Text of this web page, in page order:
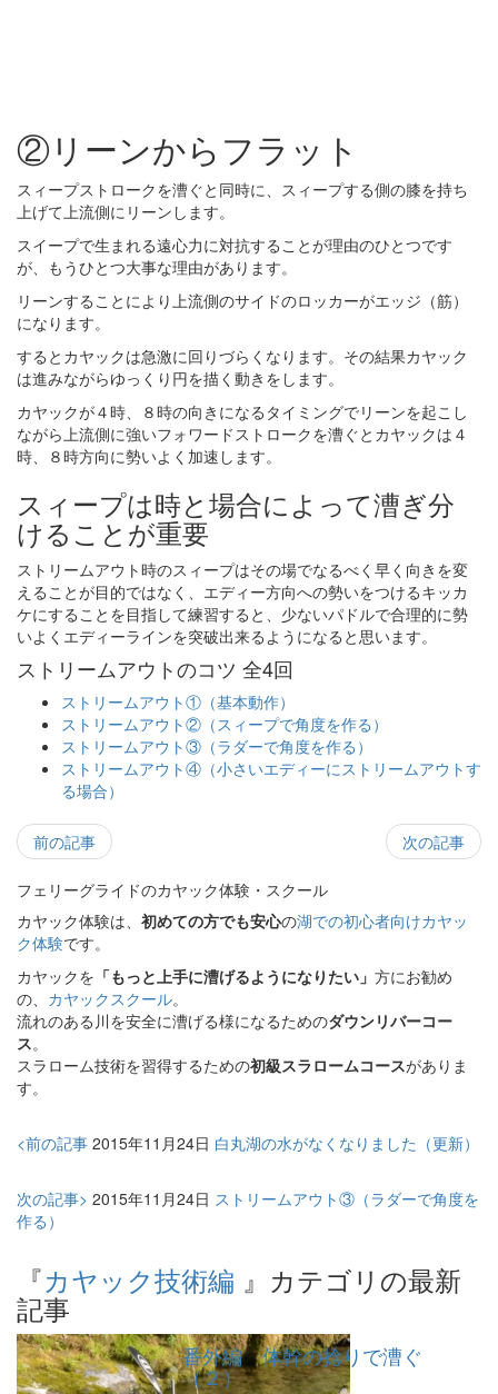
②リーンからフラット
スィープストロークを漕ぐと同時に、スィープする側の膝を持ち
上げて上流側にリーンします。
スイープで生まれる遠心力に対抗することが理由のひとつです
が、もうひとつ大事な理由があります。
リーンすることにより上流側のサイドのロッカーがエッジ（筋）
になります。
するとカヤックは急激に回りづらくなります。その結果カヤック
は進みながらゆっくり円を描く動きをします。
カヤックが４時、８時の向きになるタイミングでリーンを起こし
ながら上流側に強いフォワードストロークを漕ぐとカヤックは４
時、８時方向に勢いよく加速します。
スィープは時と場合によって漕ぎ分
けることが重要
ストリームアウト時のスィープはその場でなるべく早く向きを変
えることが目的ではなく、エディー方向への勢いをつけるキッカ
ケにすることを目指して練習すると、少ないパドルで合理的に勢
いよくエディーラインを突破出来るようになると思います。
ストリームアウトのコツ 全4回
ストリームアウト①（基本動作）
ストリームアウト②（スィープで角度を作る）
ストリームアウト③（ラダーで角度を作る）
ストリームアウト④（小さいエディーにストリームアウトす
る場合）
前の記事 次の記事
フェリーグライドのカヤック体験・スクール
カヤック体験は、 初めての方でも安心の湖での初心者向けカヤッ
ク体験です。
カヤックを 「もっと上手に漕げるようになりたい」 方にお勧め
の、 カヤックスクール。
流れのある川を安全に漕げる様になるためのダウンリバーコー
ス。
スラローム技術を習得するための初級スラロームコースがありま
す。
<前の記事 2015年11月24日 白丸湖の水がなくなりました（更新）
次の記事> 2015年11月24日 ストリームアウト③（ラダーで角度を
作る）
『カヤック技術編 』カテゴリの最新
記事
番外編 体幹の捻りで漕ぐ
（２）